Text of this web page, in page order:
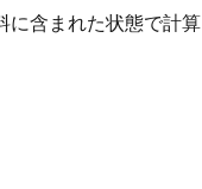
に含まれた状態で計算